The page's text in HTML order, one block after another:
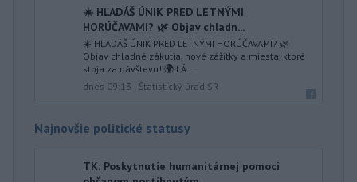
☀️ HĽADÁŠ ÚNIK PRED LETNÝMI
HORÚČAVAMI? 🌿 Objav chladn...
☀️ HĽADÁŠ ÚNIK PRED LETNÝMI HORÚČAVAMI? 🌿
Objav chladné zákutia, nové zážitky a miesta, ktoré
stoja za návštevu! 🌍 LÁ...
dnes 09:13 | Štatistický úrad SR
Najnovšie politické statusy
TK: Poskytnutie humanitárnej pomoci